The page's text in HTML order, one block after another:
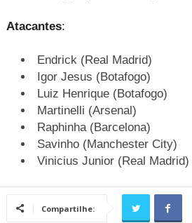
Atacantes:
Endrick (Real Madrid)
Igor Jesus (Botafogo)
Luiz Henrique (Botafogo)
Martinelli (Arsenal)
Raphinha (Barcelona)
Savinho (Manchester City)
Vinicius Junior (Real Madrid)
Compartilhe: